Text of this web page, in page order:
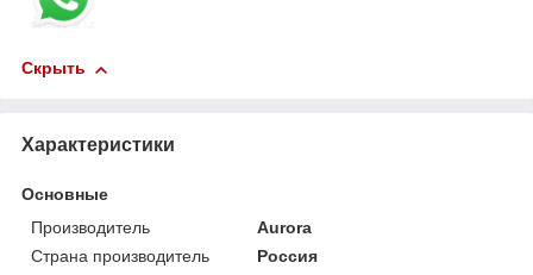
Скрыть
Характеристики
Основные
Производитель
Aurora
Страна производитель
Россия